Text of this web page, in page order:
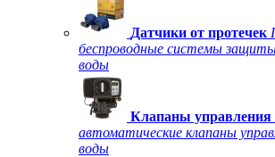
Датчики от протечек
беспроводные системы
воды
Клапаны управления
автоматические клапаны
воды